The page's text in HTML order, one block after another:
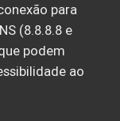
para
(8.8.8.8 e
podem
ao